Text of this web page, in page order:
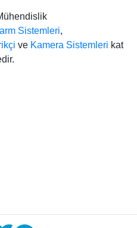
Sistemleri,
ve Kamera Sistemleri kat